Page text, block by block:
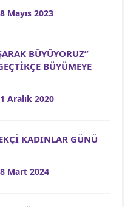
Mayıs 2023
BÜYÜYORUZ”
BÜYÜMEYE
Aralık 2020
KADINLAR GÜNÜ
Mart 2024